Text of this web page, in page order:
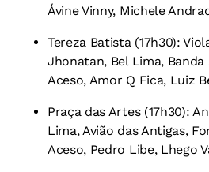
Ávine Vinny, Michele
Tereza Batista (17h30):
Jhonatan, Bel Lima,
Aceso, Amor Q Fica, Luiz
Praça das Artes (17h30):
Lima, Avião das Antigas,
Aceso, Pedro Libe, Lhego